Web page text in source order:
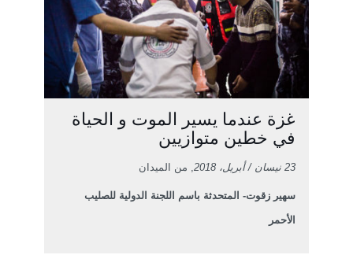
غزة عندما يسير الموت و الحياة
في خطين متوازيين
23 نيسان / أبريل، 2018 , من الميدان
سهير زقوت- المتحدثة باسم اللجنة الدولية للصليب
الأحمر